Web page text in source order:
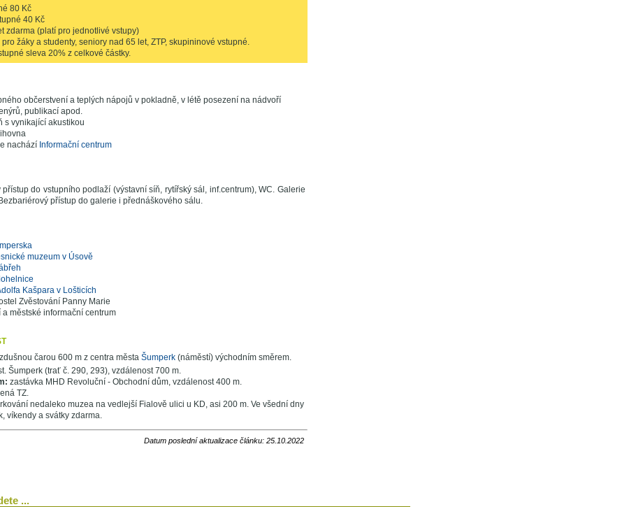
80 Kč
40 Kč
zdarma (platí pro jednotlivé vstupy)
žáky a studenty, seniory nad 65 let, ZTP, skupininové vstupné.
sleva 20% z celkové částky.
občerstvení a teplých nápojů v pokladně, v létě posezení na nádvoří
publikací apod.
s vynikající akustikou
nachází Informační centrum
přístup do vstupního podlaží (výstavní síň, rytířský sál, inf.centrum), WC. Galerie
přístup do galerie i přednáškového sálu.
muzeum v Úsově
Kašpara v Lošticích
Zvěstování Panny Marie
a městské informační centrum
čarou 600 m z centra města Šumperk(náměstí) východním směrem.
Šumperk (trať č. 290, 293), vzdálenost 700 m.
zastávka MHD Revoluční - Obchodní dům, vzdálenost 400 m.
TZ.
nedaleko muzea na vedlejší Fialově ulici u KD, asi 200 m. Ve všední dny
víkendy a svátky zdarma.
Datum poslední aktualizace článku: 25.10.2022
...